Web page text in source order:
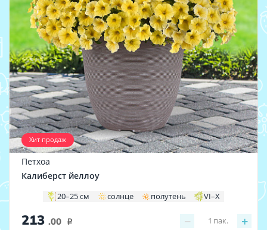
Хит продаж
Петхоа
Калиберст йеллоу
20–25 см солнце полутень VI–X
213 .00 i − +
1 пак.